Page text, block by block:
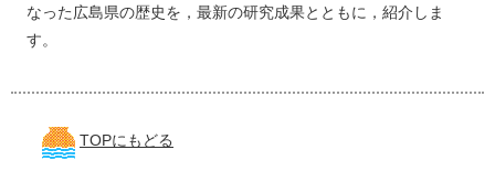
なった広島県の歴史を，最新の研究成果とともに，紹介しま
す。
TOPにもどる